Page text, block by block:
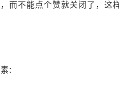
而不能点个赞就关闭了，这
: